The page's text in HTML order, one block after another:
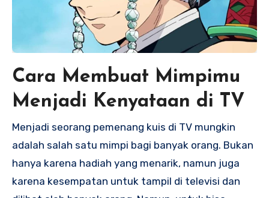
Cara Membuat Mimpimu
Menjadi Kenyataan di TV
Menjadi seorang pemenang kuis di TV mungkin
adalah salah satu mimpi bagi banyak orang. Bukan
hanya karena hadiah yang menarik, namun juga
karena kesempatan untuk tampil di televisi dan